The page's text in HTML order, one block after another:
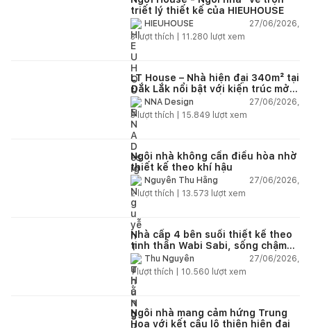
triết lý thiết kế của HIEUHOUSE
HIEUHOUSE
27/06/2026,
3lượt thích | 11.280 lượt xem
LT House – Nhà hiện đại 340m² tại
Đắk Lắk nổi bật với kiến trúc mở
và hệ sân vườn kết nối thiên
nhiên
NNA Design
27/06/2026,
3lượt thích | 15.849 lượt xem
Ngôi nhà không cần điều hòa nhờ
thiết kế theo khí hậu
Nguyễn Thu Hằng
27/06/2026,
2lượt thích | 13.573 lượt xem
Nhà cấp 4 bên suối thiết kế theo
tinh thần Wabi Sabi, sống chậm
giữa thiên nhiên
Thu Nguyễn
27/06/2026,
1lượt thích | 10.560 lượt xem
Ngôi nhà mang cảm hứng Trung
Hoa với kết cấu lộ thiên hiện đại